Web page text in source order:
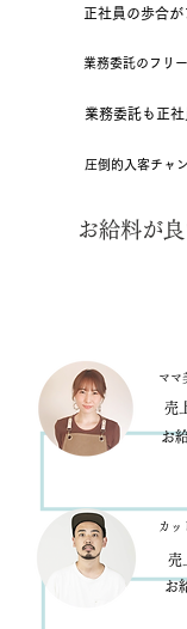
正社員の歩合
業務委託のフリ
業務委託も正
圧倒的入客チャ
お給料が
ママ
売
お
カッ
売
お